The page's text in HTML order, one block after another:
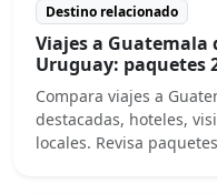
Destino relacionado
Viajes a Guatemala
Uruguay: paquetes
Compara viajes a
destacadas, hoteles,
locales. Revisa